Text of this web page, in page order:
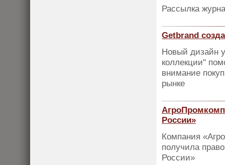
Рассылка
Getbrand
Новый дизайн
коллекции"
внимание
рынке
России»
Компания
получила
России»